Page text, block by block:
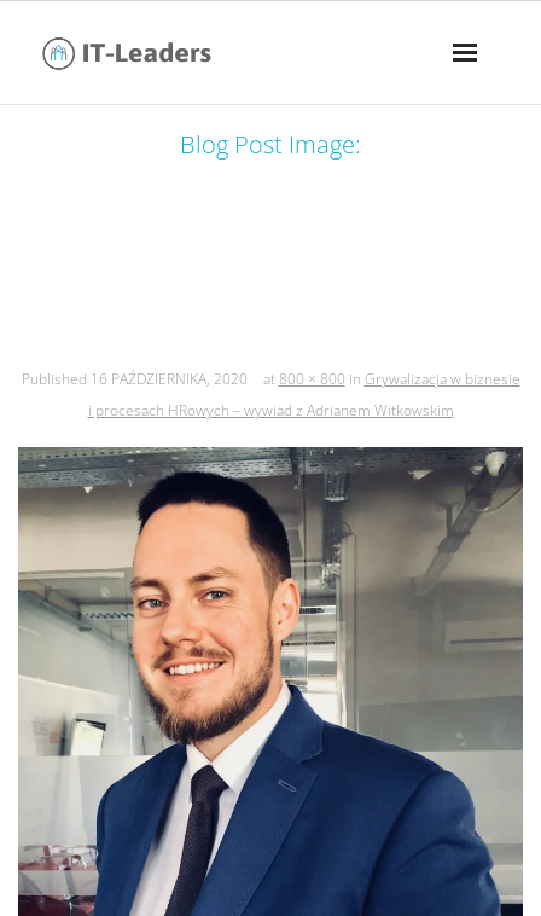
Blog Post Image:
Published 16 PAŹDZIERNIKA, 2020 at800 × 800 in Grywalizacja w biznesie
i procesach HRowych – wywiad z Adrianem Witkowskim